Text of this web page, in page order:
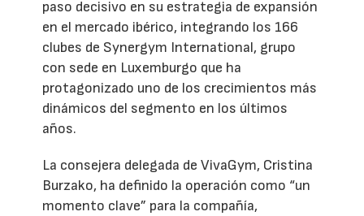
paso decisivo en su estrategia de expansión
en el mercado ibérico, integrando los 166
clubes de Synergym International, grupo
con sede en Luxemburgo que ha
protagonizado uno de los crecimientos más
dinámicos del segmento en los últimos
años.
La consejera delegada de VivaGym, Cristina
Burzako, ha definido la operación como “un
momento clave” para la compañía,